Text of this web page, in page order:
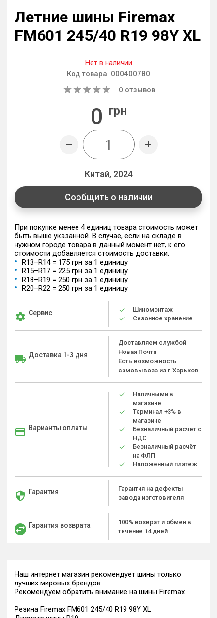
Летние шины Firemax
FM601 245/40 R19 98Y XL
Нет в наличии
Код товара: 000400780
0 отзывов
0 грн
Китай, 2024
Сообщить о наличии
При покупке менее 4 единиц товара стоимость может
быть выше указанной. В случае, если на складе в
нужном городе товара в данный момент нет, к его
стоимости добавляется стоимость доставки.
R13–R14 = 175 грн за 1 единицу
R15–R17 = 225 грн за 1 единицу
R18–R19 = 250 грн за 1 единицу
R20–R22 = 250 грн за 1 единицу
Сервис
Шиномонтаж
Сезонное хранение
Доставка 1-3 дня
Доставляем службой
Новая Почта
Есть возможность
самовывоза из г.Харьков
Варианты оплаты
Наличными в
магазине
Терминал +3% в
магазине
Безналичный расчет с
НДС
Безналичный расчёт
на ФЛП
Наложенный платеж
Гарантия
Гарантия на дефекты
завода изготовителя
Гарантия возврата
100% возврат и обмен в
течение 14 дней
Наш интернет магазин рекомендует шины только
лучших мировых брендов
Рекомендуем обратить внимание на шины Firemax
Резина Firemax FM601 245/40 R19 98Y XL